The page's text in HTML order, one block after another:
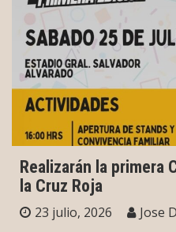
Realizarán la primera
la Cruz Roja
23 julio, 2026 Jose